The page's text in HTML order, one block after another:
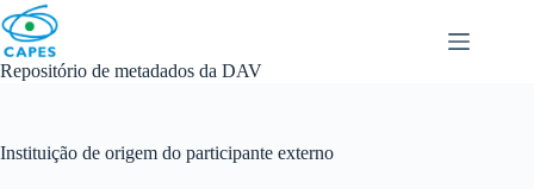
Skip
to
content
Repositório de metadados da DAV
Instituição de origem do participante externo